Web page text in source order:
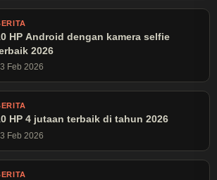
HP Android dengan kamera selfie
2026
Feb 2026
HP 4 jutaan terbaik di tahun 2026
Feb 2026